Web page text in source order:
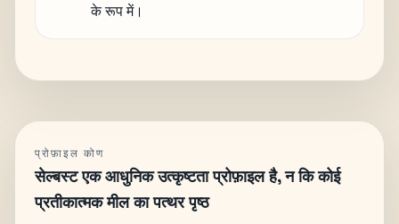
के रूप में।
प्रोफ़ाइल कोण
सेल्बस्ट एक आधुनिक उत्कृष्टता प्रोफ़ाइल है, न कि कोई
प्रतीकात्मक मील का पत्थर पृष्ठ